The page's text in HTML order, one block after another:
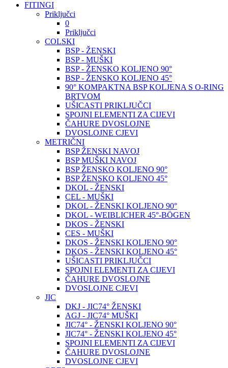
FITINGI
Priključci
0
Priključci
COLSKI
BSP - ŽENSKI
BSP - MUŠKI
BSP - ŽENSKO KOLJENO 90°
BSP - ŽENSKO KOLJENO 45°
90° KOMPAKTNA BSP KOLJENA S O-RING
BRTVOM
UŠICASTI PRIKLJUČCI
SPOJNI ELEMENTI ZA CIJEVI
ČAHURE DVOSLOJNE
DVOSLOJNE CJEVI
METRIČNI
BSP ŽENSKI NAVOJ
BSP MUŠKI NAVOJ
BSP ŽENSKO KOLJENO 90°
BSP ŽENSKO KOLJENO 45°
DKOL - ŽENSKI
CEL - MUŠKI
DKOL - ŽENSKI KOLJENO 90°
DKOL - WEIBLICHER 45°-BÖGEN
DKOS - ŽENSKI
CES - MUŠKI
DKOS - ŽENSKI KOLJENO 90°
DKOS - ŽENSKI KOLJENO 45°
UŠICASTI PRIKLJUČCI
SPOJNI ELEMENTI ZA CIJEVI
ČAHURE DVOSLOJNE
DVOSLOJNE CJEVI
JIC
DKJ - JIC74° ŽENSKI
AGJ - JIC74° MUŠKI
JIC74° - ŽENSKI KOLJENO 90°
JIC74° - ŽENSKI KOLJENO 45°
SPOJNI ELEMENTI ZA CIJEVI
ČAHURE DVOSLOJNE
DVOSLOJNE CJEVI